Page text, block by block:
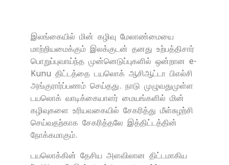
இலங்கையில் மின் கழிவு மேலாண்மையை
மாற்றியமைக்கும் இலக்குடன் தனது உற்பத்திசார்
பொறுப்புவாய்ந்த முன்னெடுப்புகளில் ஒன்றான e-
Kunu திட்டத்தை டயலொக் ஆசிஆட்டா பிஎல்சி
அங்குரார்ப்பணம் செய்தது. நாடு முழுவதுமுள்ள
டயலொக் வாடிக்கையாளர் மையங்களில் மின்
கழிவுகளை உரியவகையில் சேகரித்து மீள்சுழற்சி
செய்வதற்காக சேகரித்தலே இத்திட்டத்தின்
நோக்கமாகும்.
டயலொக்கின் தேசிய அளவிலான திட்டமாகிய